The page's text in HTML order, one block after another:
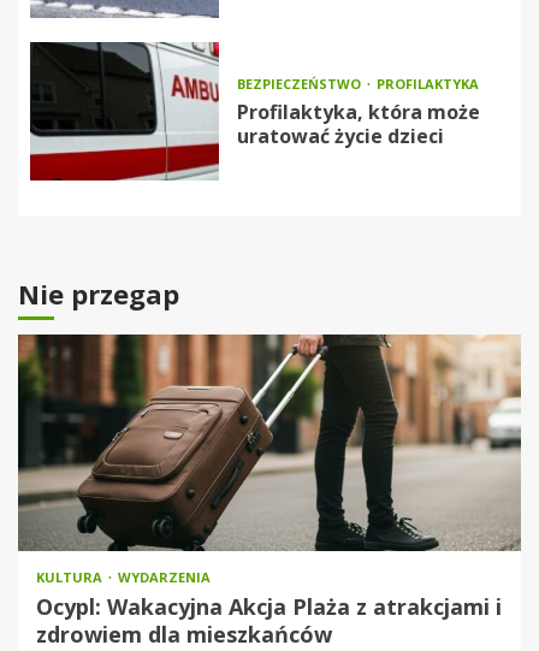
BEZPIECZEŃSTWO PROFILAKTYKA
Profilaktyka, która może
uratować życie dzieci
Nie przegap
KULTURA WYDARZENIA
Ocypl: Wakacyjna Akcja Plaża z atrakcjami i
zdrowiem dla mieszkańców